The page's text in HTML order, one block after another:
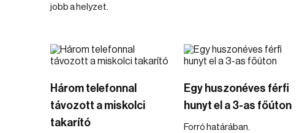
jobb a helyzet.
Három telefonnal
távozott a miskolci
takarító
Egy huszonéves férfi
hunyt el a 3-as főúton
Forró határában.